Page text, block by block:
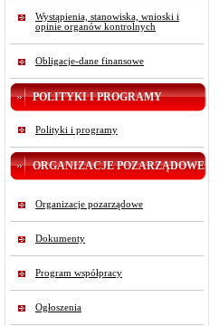
Wystąpienia, stanowiska, wnioski i
opinie organów kontrolnych
Obligacje-dane finansowe
POLITYKI I PROGRAMY
Polityki i programy
ORGANIZACJE POZARZĄDOWE
Organizacje pozarządowe
Dokumenty
Program współpracy
Ogłoszenia